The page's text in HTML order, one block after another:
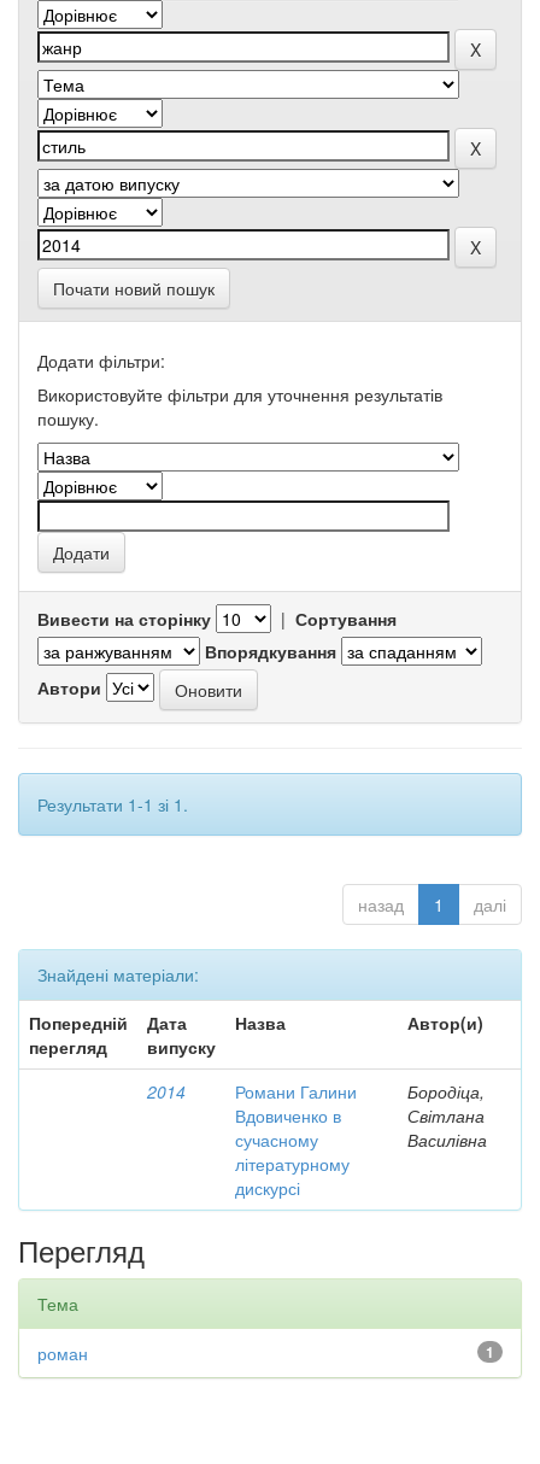
Почати новий пошук
Додати фільтри:
Використовуйте фільтри для уточнення результатів
пошуку.
Вивести на сторінку | Сортування
Впорядкування
Автори
Результати 1-1 зі 1.
назад 1 далі
Знайдені матеріали:
Попередній
перегляд
Дата
випуску
Назва Автор(и)
2014
Романи Галини
Вдовиченко в
сучасному
літературному
дискурсі
Бородіца,
Світлана
Василівна
Перегляд
Тема
1
роман